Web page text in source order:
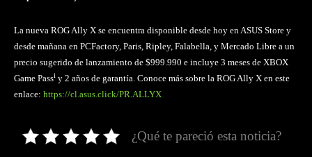
La nueva ROG Ally X se encuentra disponible desde hoy en ASUS Store y
desde mañana en PCFactory, Paris, Ripley, Falabella, y Mercado Libre a un
precio sugerido de lanzamiento de $999.990 e incluye 3 meses de XBOX
Game Passi y 2 años de garantía. Conoce más sobre la ROG Ally X en este
enlace: https://cl.asus.click/PR.ALLYX
¿Qué te pareció esta noticia?